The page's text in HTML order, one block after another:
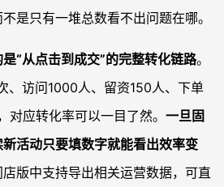
不是只有一堆总数看不出问题在哪。
“从点击到成交”的完整转化链路。
、访问1000人、留资150人、下单
应转化率可以一目了然。 一旦固
活动只要填数字就能看出效率变
版中支持导出相关运营数据，可直